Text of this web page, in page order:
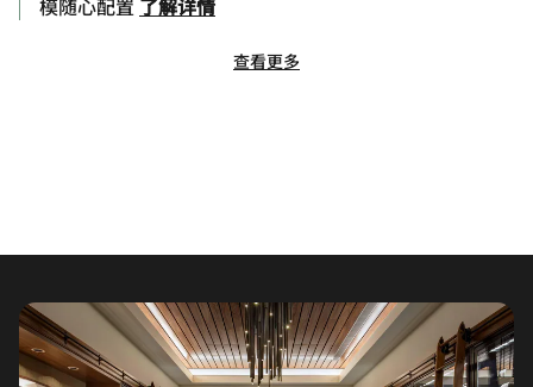
查看更多